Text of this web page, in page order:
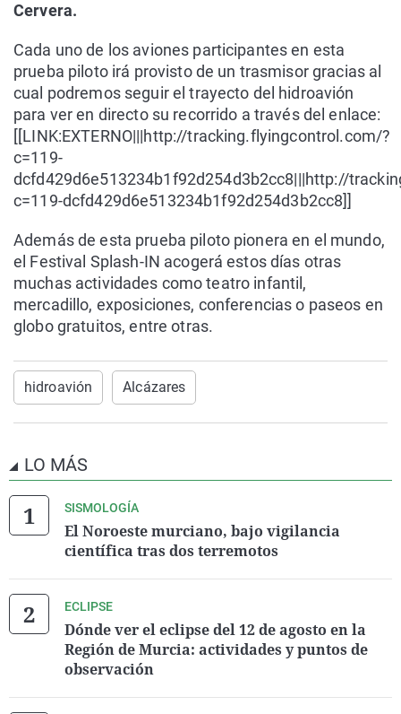
Cervera.
Cada uno de los aviones participantes en esta
prueba piloto irá provisto de un trasmisor gracias al
cual podremos seguir el trayecto del hidroavión
para ver en directo su recorrido a través del enlace:
[[LINK:EXTERNO|||http://tracking.flyingcontrol.com/?
c=119-
dcfd429d6e513234b1f92d254d3b2cc8|||http://
c=119-dcfd429d6e513234b1f92d254d3b2cc8]]
Además de esta prueba piloto pionera en el mundo,
el Festival Splash-IN acogerá estos días otras
muchas actividades como teatro infantil,
mercadillo, exposiciones, conferencias o paseos en
globo gratuitos, entre otras.
hidroavión Alcázares
LO MÁS
SISMOLOGÍA
El Noroeste murciano, bajo vigilancia
científica tras dos terremotos
ECLIPSE
Dónde ver el eclipse del 12 de agosto en la
Región de Murcia: actividades y puntos de
observación